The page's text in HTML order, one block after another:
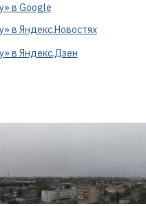
в Google
в Яндекс.Новостях
в Яндекс.Дзен